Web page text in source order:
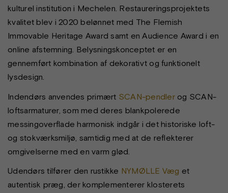
kulturel institution i Mechelen. Restaureringsprojektets
kvalitet blev i 2020 belønnet med The Flemish
Immovable Heritage Award samt en Audience Award i en
online afstemning. Belysningskonceptet er en
gennemført kombination af dekorativt og funktionelt
lysdesign.
Indendørs anvendes primært SCAN-pendlerog SCAN-
loftsarmaturer, som med deres blankpolerede
messingoverflade harmonisk indgår i det historiske loft-
og stokværksmiljø, samtidig med at de reflekterer
omgivelserne med en varm glød.
Udendørs tilfører den rustikke NYMØLLE Væg et
autentisk præg, der komplementerer klosterets